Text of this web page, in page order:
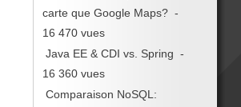
carte que Google Maps? -
16 470 vues
Java EE & CDI vs. Spring -
16 360 vues
Comparaison NoSQL: